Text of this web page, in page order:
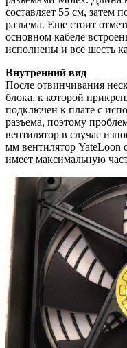
составляет 55 см, затем
разъема. Еще стоит
основном кабеле
исполнены и все шесть
Внутренний вид
После отвинчивания
блока, к которой
подключен к плате с
разъема, поэтому
вентилятор в случае
мм вентилятор
имеет максимальную